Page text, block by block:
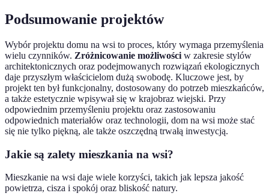
Podsumowanie projektów
Wybór projektu domu na wsi to proces, który wymaga przemyślenia
wielu czynników. Zróżnicowanie możliwości w zakresie stylów
architektonicznych oraz podejmowanych rozwiązań ekologicznych
daje przyszłym właścicielom dużą swobodę. Kluczowe jest, by
projekt ten był funkcjonalny, dostosowany do potrzeb mieszkańców,
a także estetycznie wpisywał się w krajobraz wiejski. Przy
odpowiednim przemyśleniu projektu oraz zastosowaniu
odpowiednich materiałów oraz technologii, dom na wsi może stać
się nie tylko piękną, ale także oszczędną trwałą inwestycją.
Jakie są zalety mieszkania na wsi?
Mieszkanie na wsi daje wiele korzyści, takich jak lepsza jakość
powietrza, cisza i spokój oraz bliskość natury.